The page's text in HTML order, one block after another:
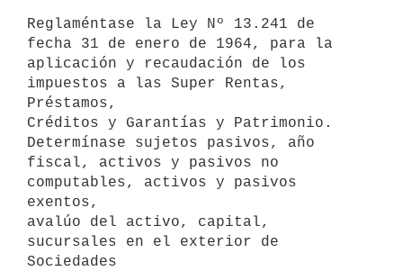
Reglaméntase la Ley Nº 13.241 de
fecha 31 de enero de 1964, para la
aplicación y recaudación de los
impuestos a las Super Rentas,
Préstamos,
Créditos y Garantías y Patrimonio.
Determínase sujetos pasivos, año
fiscal, activos y pasivos no
computables, activos y pasivos
exentos,
avalúo del activo, capital,
sucursales en el exterior de
Sociedades